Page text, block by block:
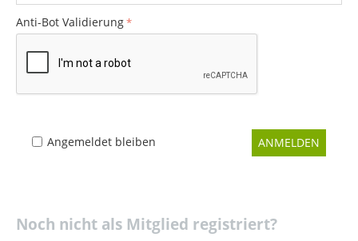
Anti-Bot Validierung
ANMELDEN
Angemeldet bleiben
Noch nicht als Mitglied registriert?